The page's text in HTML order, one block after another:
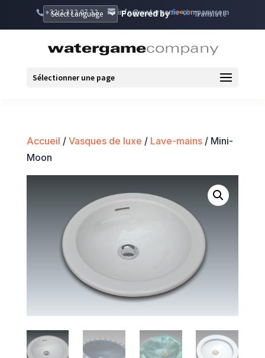
+32 2 332 07 32 info@watergame-company.com
Powered by Translate
Sélectionner une page
Accueil / Vasques de luxe / Lave-mains/ Mini-
Moon